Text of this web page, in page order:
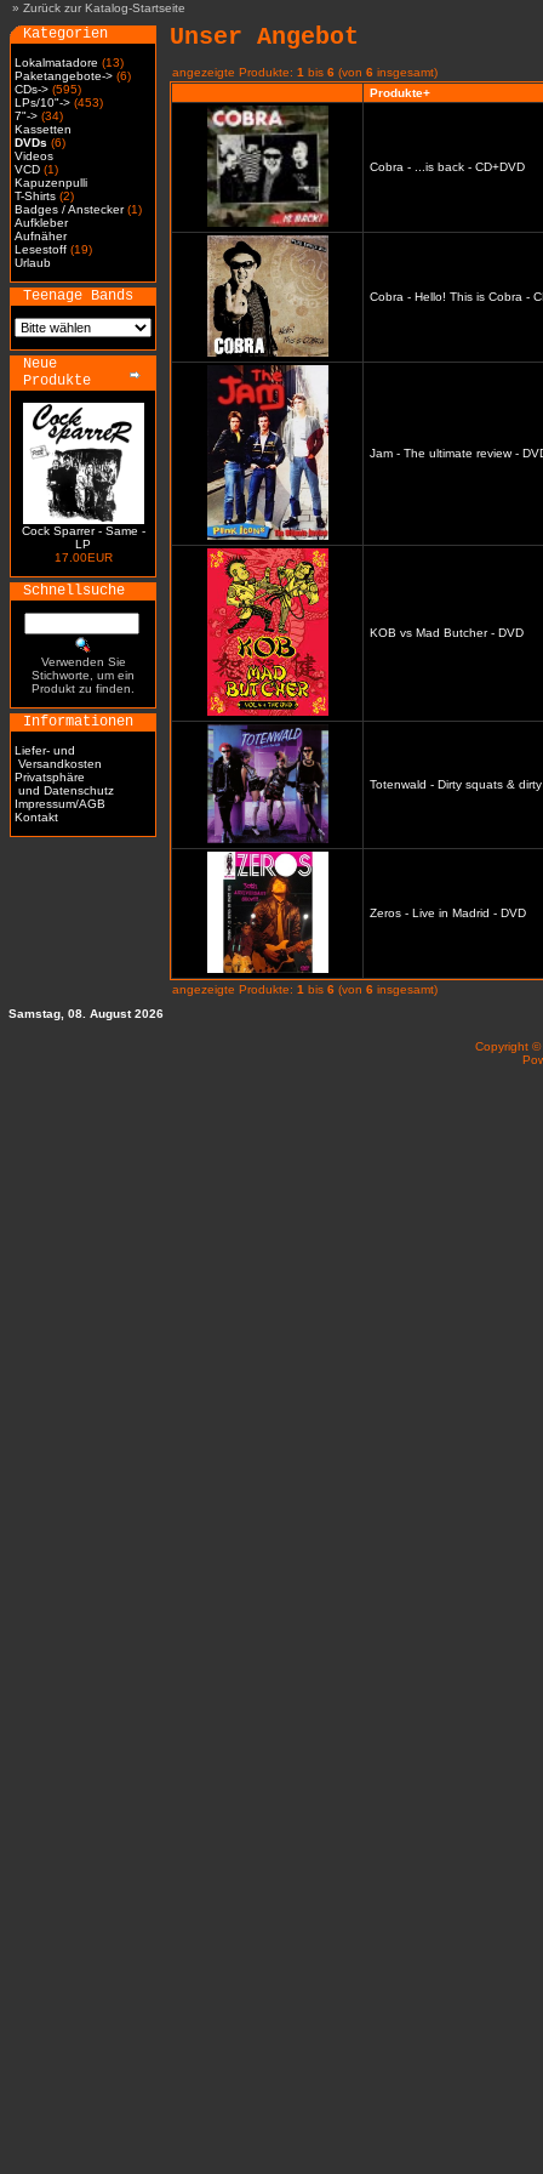
» Zurück zur Katalog-Startseite
Kategorien
Lokalmatadore (13)
Paketangebote-> (6)
CDs-> (595)
LPs/10"-> (453)
7"-> (34)
Kassetten
DVDs (6)
Videos
VCD (1)
Kapuzenpulli
T-Shirts (2)
Badges / Anstecker(1)
Aufkleber
Aufnäher
Lesestoff (19)
Urlaub
Teenage Bands
Neue
Produkte
Cock Sparrer - Same -
LP
17.00EUR
Schnellsuche
Verwenden Sie
Stichworte, um ein
Produkt zu finden.
Informationen
Liefer- und
Versandkosten
Privatsphäre
und Datenschutz
Impressum/AGB
Kontakt
Unser Angebot
angezeigte Produkte: 1 bis 6 (von 6 insgesamt)
Produkte+
Cobra - ...is back - CD+DVD
Cobra - Hello! This is Cobra -
Jam - The ultimate review -
KOB vs Mad Butcher - DVD
Totenwald - Dirty squats &
Zeros - Live in Madrid - DVD
angezeigte Produkte: 1 bis 6 (von 6 insgesamt)
Samstag, 08. August 2026
Copyright